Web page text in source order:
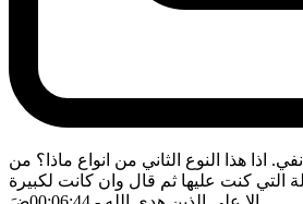
اذا هذا النوع الثاني من انواع ماذا؟ من
التي كنت عليها ثم قال وان كانت لكبيرة